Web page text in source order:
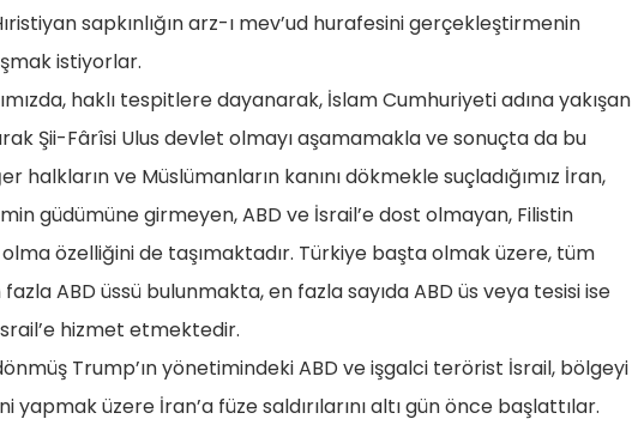
sapkınlığın arz-ı mev’ud hurafesini gerçekleştirmenin
istiyorlar.
haklı tespitlere dayanarak, İslam Cumhuriyeti adına yakışan
Şii-Fârîsi Ulus devlet olmayı aşamamakla ve sonuçta da bu
ve Müslümanların kanını dökmekle suçladığımız İran,
güdümüne girmeyen, ABD ve İsrail’e dost olmayan, Filistin
özelliğini de taşımaktadır. Türkiye başta olmak üzere, tüm
ABD üssü bulunmakta, en fazla sayıda ABD üs veya tesisi ise
hizmet etmektedir.
Trump’ın yönetimindeki ABD ve işgalci terörist İsrail, bölgeyi
üzere İran’a füze saldırılarını altı gün önce başlattılar.